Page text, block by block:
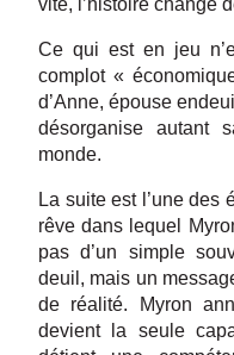
Ce qui est en jeu
complot «
d’Anne, épouse
désorganise autant
monde.
La suite est l’une des
rêve dans lequel
pas d’un simple
deuil, mais un
de réalité. Myron
devient la seule